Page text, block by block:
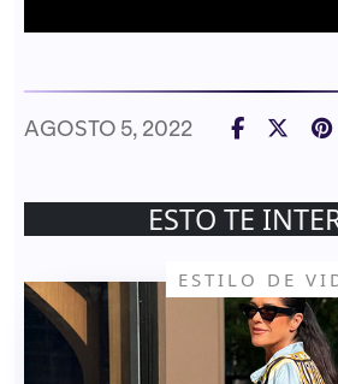
AGOSTO 5, 2022
ESTO TE
ESTILO DE